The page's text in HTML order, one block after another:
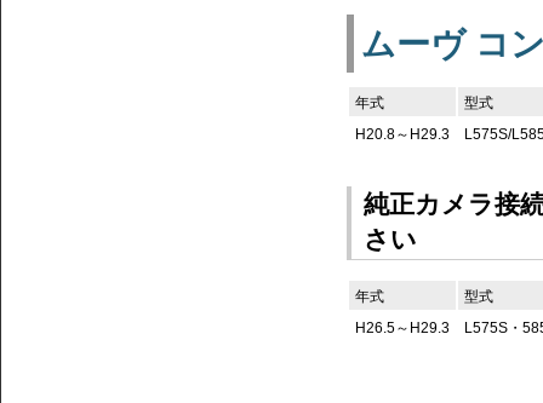
ムーヴ コ
年式
型式
H20.8～H29.3
L575S/
純正カメラ接
さい
年式
型式
H26.5～H29.3
L575S・